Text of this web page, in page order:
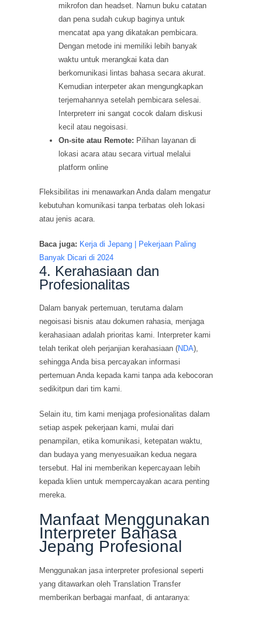
mikrofon dan headset. Namun buku catatan
dan pena sudah cukup baginya untuk
mencatat apa yang dikatakan pembicara.
Dengan metode ini memiliki lebih banyak
waktu untuk merangkai kata dan
berkomunikasi lintas bahasa secara akurat.
Kemudian interpeter akan mengungkapkan
terjemahannya setelah pembicara selesai.
Interpreterr ini sangat cocok dalam diskusi
kecil atau negoisasi.
On-site atau Remote: Pilihan layanan di
lokasi acara atau secara virtual melalui
platform online
Fleksibilitas ini menawarkan Anda dalam mengatur
kebutuhan komunikasi tanpa terbatas oleh lokasi
atau jenis acara.
Baca juga: Kerja di Jepang | Pekerjaan Paling
Banyak Dicari di 2024
4. Kerahasiaan dan
Profesionalitas
Dalam banyak pertemuan, terutama dalam
negoisasi bisnis atau dokumen rahasia, menjaga
kerahasiaan adalah prioritas kami. Interpreter kami
telah terikat oleh perjanjian kerahasiaan (NDA),
sehingga Anda bisa percayakan informasi
pertemuan Anda kepada kami tanpa ada kebocoran
sedikitpun dari tim kami.
Selain itu, tim kami menjaga profesionalitas dalam
setiap aspek pekerjaan kami, mulai dari
penampilan, etika komunikasi, ketepatan waktu,
dan budaya yang menyesuaikan kedua negara
tersebut. Hal ini memberikan kepercayaan lebih
kepada klien untuk mempercayakan acara penting
mereka.
Manfaat Menggunakan
Interpreter Bahasa
Jepang Profesional
Menggunakan jasa interpreter profesional seperti
yang ditawarkan oleh Translation Transfer
memberikan berbagai manfaat, di antaranya: